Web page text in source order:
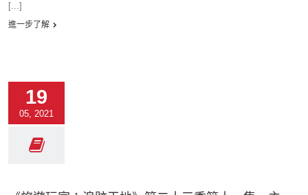
[...]
進一步了解
19
05, 2021